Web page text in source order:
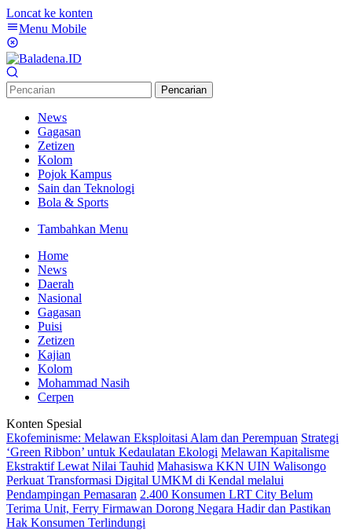
Loncat ke konten
Menu Mobile
Pencarian
News
Gagasan
Zetizen
Kolom
Pojok Kampus
Sain dan Teknologi
Bola & Sports
Tambahkan Menu
Home
News
Daerah
Nasional
Gagasan
Puisi
Zetizen
Kajian
Kolom
Mohammad Nasih
Cerpen
Konten Spesial
Ekofeminisme: Melawan Eksploitasi Alam dan Perempuan Strategi
‘Green Ribbon’ untuk Kedaulatan Ekologi Melawan Kapitalisme
Ekstraktif Lewat Nilai Tauhid Mahasiswa KKN UIN Walisongo
Perkuat Transformasi Digital UMKM di Kendal melalui
Pendampingan Pemasaran 2.400 Konsumen LRT City Belum
Terima Unit, Ferry Firmawan Dorong Negara Hadir dan Pastikan
Hak Konsumen Terlindungi